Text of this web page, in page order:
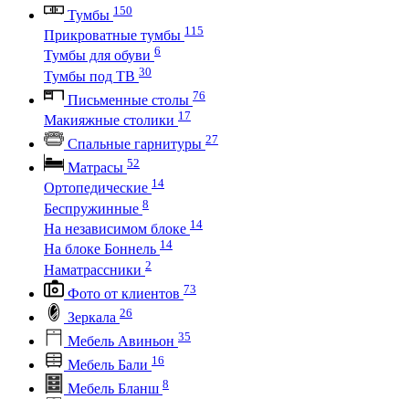
Тумбы 150
Прикроватные тумбы 115
Тумбы для обуви 6
Тумбы под ТВ 30
Письменные столы 76
Макияжные столики 17
Спальные гарнитуры 27
Матрасы 52
Ортопедические 14
Беспружинные 8
На независимом блоке 14
На блоке Боннель 14
Наматрассники 2
Фото от клиентов 73
Зеркала 26
Мебель Авиньон 35
Мебель Бали 16
Мебель Бланш 8